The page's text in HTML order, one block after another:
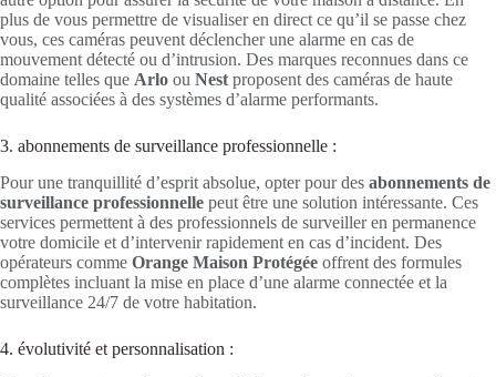
plus de vous permettre de visualiser en direct ce qu’il se passe chez
vous, ces caméras peuvent déclencher une alarme en cas de
mouvement détecté ou d’intrusion. Des marques reconnues dans ce
domaine telles que Arlo ou Nest proposent des caméras de haute
qualité associées à des systèmes d’alarme performants.
3. abonnements de surveillance professionnelle :
Pour une tranquillité d’esprit absolue, opter pour des abonnements de
surveillance professionnelle peut être une solution intéressante. Ces
services permettent à des professionnels de surveiller en permanence
votre domicile et d’intervenir rapidement en cas d’incident. Des
opérateurs comme Orange Maison Protégée offrent des formules
complètes incluant la mise en place d’une alarme connectée et la
surveillance 24/7 de votre habitation.
4. évolutivité et personnalisation :